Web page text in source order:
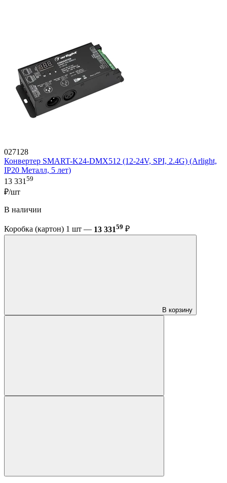
027128
Конвертер SMART-K24-DMX512 (12-24V, SPI, 2.4G) (Arlight,
IP20 Металл, 5 лет)
13 33159
₽/шт
В наличии
Коробка (картон) 1 шт — 13 33159 ₽
В корзину